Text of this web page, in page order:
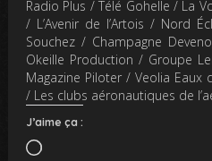
Radio Plus / Télé Gohelle / La
/ L’Avenir de l’Artois / Nord
Souchez / Champagne
Okeille Production / Groupe
Magazine Piloter / Veolia Eaux
/ Les clubs aéronautiques de
J’aime ça :
Chargement…